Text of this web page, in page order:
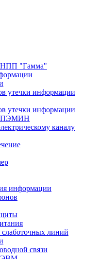
"Гамма"
утечки информации
утечки информации
ПЭМИН
каналу
информации
линий
связи